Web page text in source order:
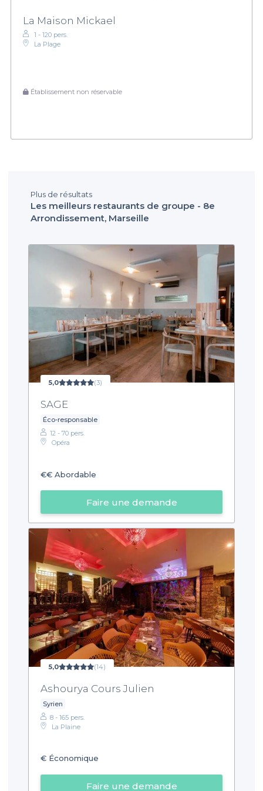
La Maison Mickael
1 - 120 pers.
La Plage
Établissement non réservable
Plus de résultats
Les meilleurs restaurants de groupe - 8e
Arrondissement, Marseille
5,0 (3)
SAGE
Éco-responsable
12 - 70 pers.
Opéra
€€ Abordable
Faire une demande
5,0 (14)
Ashourya Cours Julien
Syrien
8 - 165 pers.
La Plaine
€ Économique
Faire une demande